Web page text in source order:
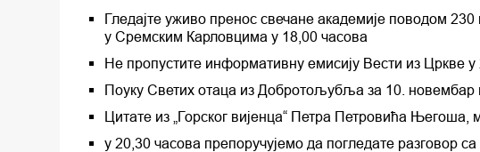
Гледајте уживо пренос свечане академије поводом
у Сремским Карловцима у 18,00 часова
Не пропустите информативну емисију Вести из Цркве у
Поуку Светих отаца из Добротољубља за 10. новембар
Цитате из „Горског вијенца“ Петра Петровића Његоша,
у 20,30 часова препоручујемо да погледате разговор